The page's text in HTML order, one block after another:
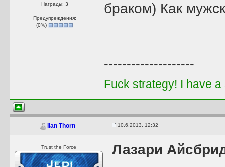
Награды:3
Предупреждения:
(0%)
браком) Как
--------------------
Fuck strategy! I have
Ilan Thorn 10.6.2013, 12:32
Trust the Force
Лазари